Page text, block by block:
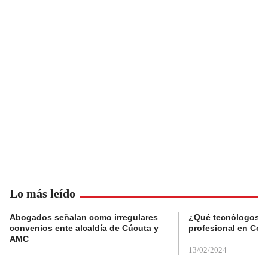
Lo más leído
Abogados señalan como irregulares
convenios ente alcaldía de Cúcuta y
AMC
¿Qué tecnólogos
profesional en
13/02/2024